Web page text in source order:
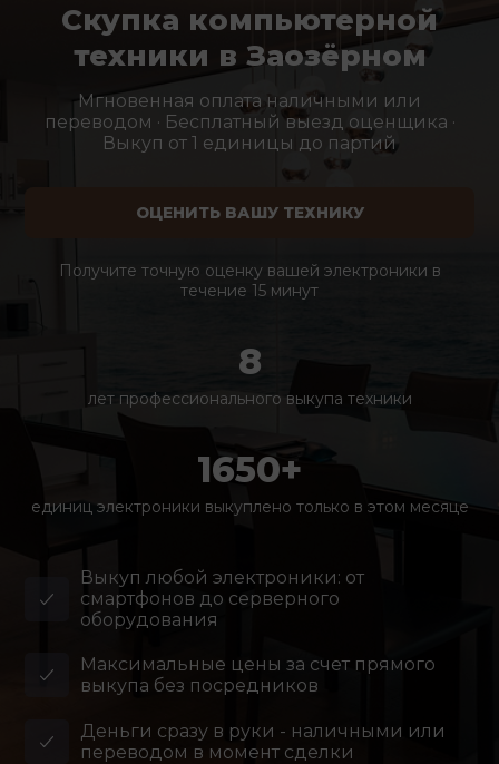
Скупка компьютерной
техники в Заозёрном
Мгновенная оплата наличными или
переводом · Бесплатный выезд оценщика ·
Выкуп от 1 единицы до партий
ОЦЕНИТЬ ВАШУ ТЕХНИКУ
Получите точную оценку вашей электроники в
течение 15 минут
8
лет профессионального выкупа техники
1650+
единиц электроники выкуплено только в этом месяце
Выкуп любой электроники: от
смартфонов до серверного
оборудования
Максимальные цены за счет прямого
выкупа без посредников
Деньги сразу в руки - наличными или
переводом в момент сделки